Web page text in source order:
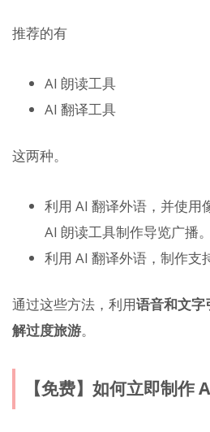
推荐的有
AI 朗读工具
AI 翻译工具
这两种。
利用 AI 翻译外语，并使用
AI 朗读工具制作导览广播。
利用 AI 翻译外语，制作支
通过这些方法，利用语音和文字
解过度旅游。
【免费】如何立即制作